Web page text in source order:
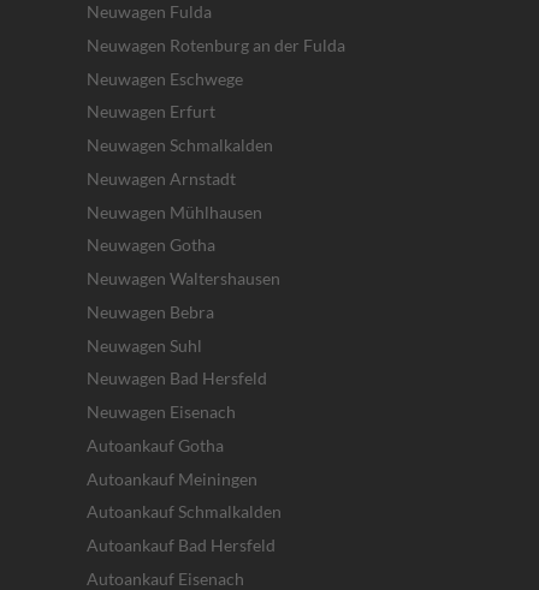
Neuwagen Fulda
Neuwagen Rotenburg an der Fulda
Neuwagen Eschwege
Neuwagen Erfurt
Neuwagen Schmalkalden
Neuwagen Arnstadt
Neuwagen Mühlhausen
Neuwagen Gotha
Neuwagen Waltershausen
Neuwagen Bebra
Neuwagen Suhl
Neuwagen Bad Hersfeld
Neuwagen Eisenach
Autoankauf Gotha
Autoankauf Meiningen
Autoankauf Schmalkalden
Autoankauf Bad Hersfeld
Autoankauf Eisenach